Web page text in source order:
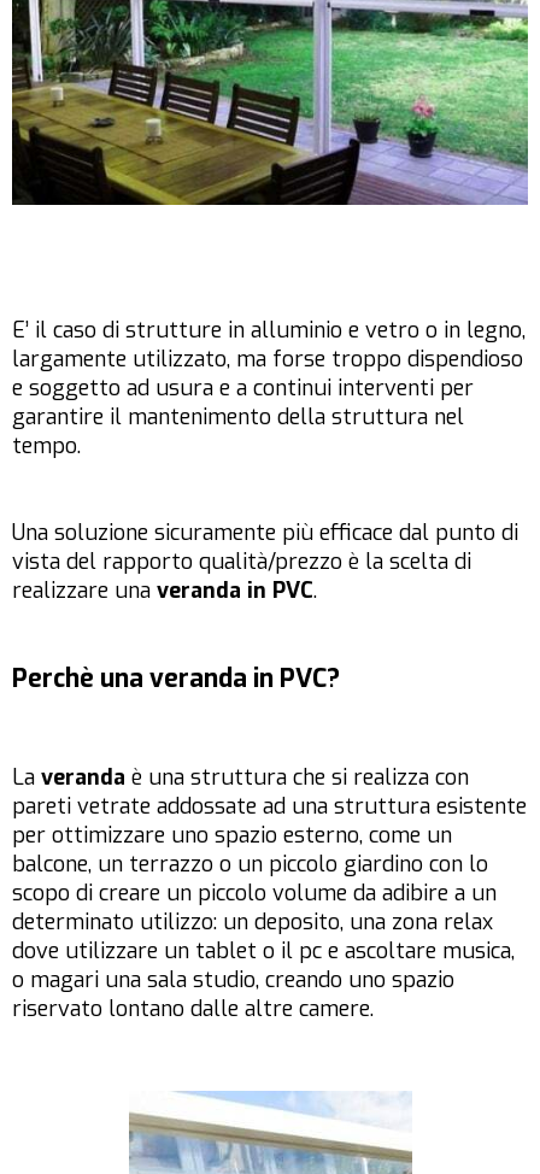
E’ il caso di strutture in alluminio e vetro o in legno,
largamente utilizzato, ma forse troppo dispendioso
e soggetto ad usura e a continui interventi per
garantire il mantenimento della struttura nel
tempo.
Una soluzione sicuramente più efficace dal punto di
vista del rapporto qualità/prezzo è la scelta di
realizzare una veranda in PVC.
Perchè una veranda in PVC?
La veranda è una struttura che si realizza con
pareti vetrate addossate ad una struttura esistente
per ottimizzare uno spazio esterno, come un
balcone, un terrazzo o un piccolo giardino con lo
scopo di creare un piccolo volume da adibire a un
determinato utilizzo: un deposito, una zona relax
dove utilizzare un tablet o il pc e ascoltare musica,
o magari una sala studio, creando uno spazio
riservato lontano dalle altre camere.